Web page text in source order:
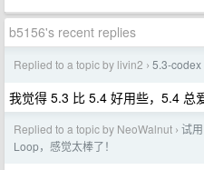
b5156's recent replies
Replied to a topic by livin2 › 5.3-codex
我觉得 5.3 比 5.4 好用些，5.4 总
Replied to a topic by NeoWalnut › 试
Loop，感觉太棒了！